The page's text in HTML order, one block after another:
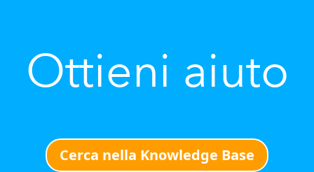
Ottieni aiuto
Cerca nella Knowledge Base